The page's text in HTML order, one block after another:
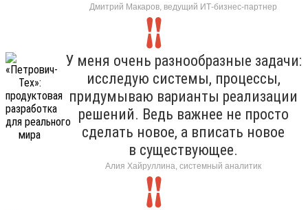
Дмитрий Макаров, ведущий ИТ-бизнес-партнер
У меня очень разнообразные задачи:
исследую системы, процессы,
придумываю варианты реализации
решений. Ведь важнее не просто
сделать новое, а вписать новое
в существующее.
Алия Хайруллина, системный аналитик